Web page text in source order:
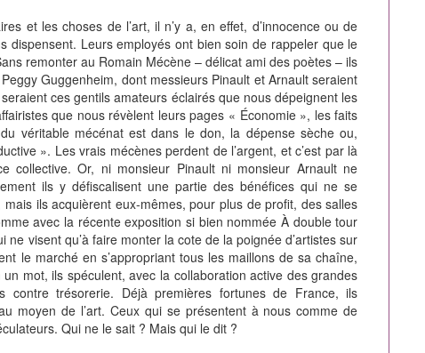
et les choses de l’art, il n’y a, en effet, d’innocence ou de
dispensent. Leurs employés ont bien soin de rappeler que le
remonter au Romain Mécène – délicat ami des poètes – ils
Guggenheim, dont messieurs Pinault et Arnault seraient
ces gentils amateurs éclairés que nous dépeignent les
que nous révèlent leurs pages « Économie », les faits
du véritable mécénat est dans le don, la dépense sèche ou,
». Les vrais mécènes perdent de l’argent, et c’est par là
collective. Or, ni monsieur Pinault ni monsieur Arnault ne
ils y défiscalisent une partie des bénéfices qui ne se
ils acquièrent eux-mêmes, pour plus de profit, des salles
avec la récente exposition si bien nommée À double tour
visent qu’à faire monter la cote de la poignée d’artistes sur
le marché en s’appropriant tous les maillons de sa chaîne,
mot, ils spéculent, avec la collaboration active des grandes
contre trésorerie. Déjà premières fortunes de France, ils
moyen de l’art. Ceux qui se présentent à nous comme de
Qui ne le sait ? Mais qui le dit ?